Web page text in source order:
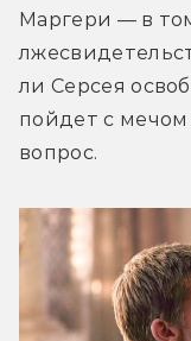
Маргери — в
ли Серсея
пойдет с
вопрос.